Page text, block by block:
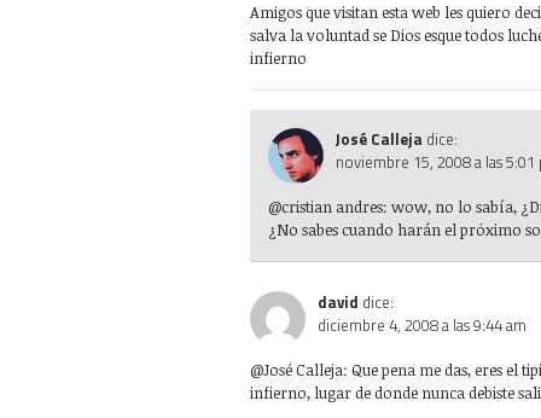
Amigos que visitan esta web les quiero
salva la voluntad se Dios esque todos
infierno
José Calleja dice:
noviembre 15, 2008 a las 5:01
@cristian andres: wow, no lo sabía,
¿No sabes cuando harán el próximo
david dice:
diciembre 4, 2008 a las 9:44 am
@José Calleja: Que pena me das, eres el
infierno, lugar de donde nunca debiste